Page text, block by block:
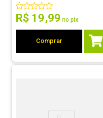
R$ 19,99 no pix
Comprar